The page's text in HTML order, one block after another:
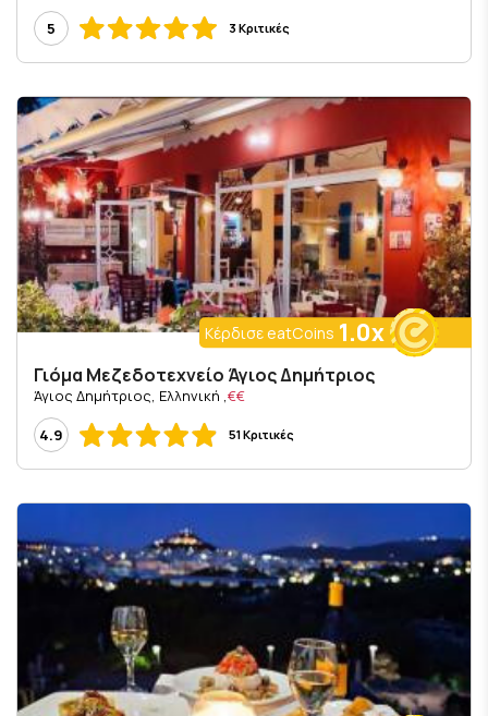
5 3 Κριτικές
Κέρδισε eatCoins 1.0x
Γιόμα Μεζεδοτεχνείο Άγιος Δημήτριος
€€
, Άγιος Δημήτριος, Ελληνική
4.9
51 Κριτικές